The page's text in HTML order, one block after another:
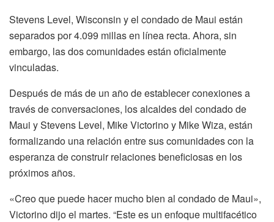
Stevens Level, Wisconsin y el condado de Maui están
separados por 4.099 millas en línea recta. Ahora, sin
embargo, las dos comunidades están oficialmente
vinculadas.
Después de más de un año de establecer conexiones a
través de conversaciones, los alcaldes del condado de
Maui y Stevens Level, Mike Victorino y Mike Wiza, están
formalizando una relación entre sus comunidades con la
esperanza de construir relaciones beneficiosas en los
próximos años.
«Creo que puede hacer mucho bien al condado de Maui»,
Victorino dijo el martes. “Este es un enfoque multifacético